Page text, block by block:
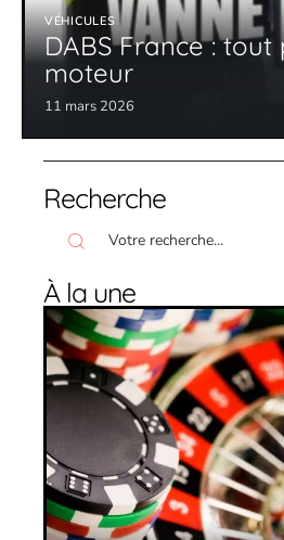
VÉHICULES
DABS France :
moteur
11 mars 2026
Recherche
À la une